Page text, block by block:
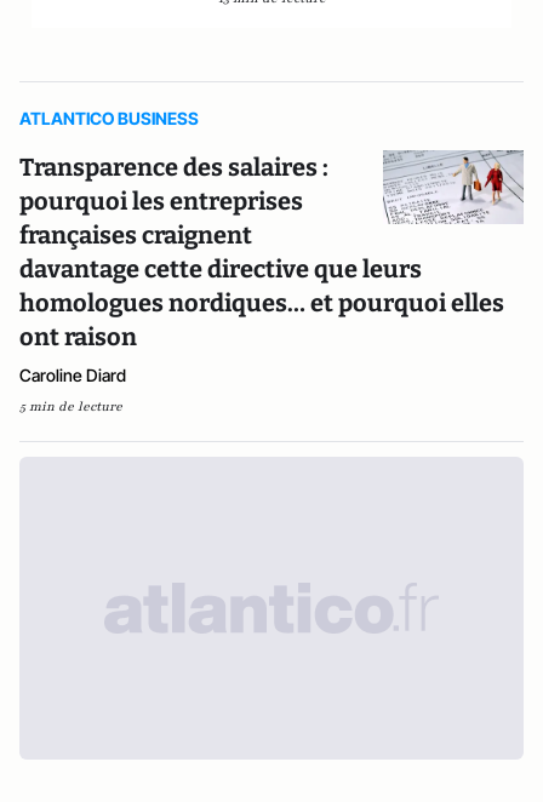
ATLANTICO BUSINESS
Transparence des salaires :
pourquoi les entreprises
françaises craignent
davantage cette directive que leurs
homologues nordiques… et pourquoi elles
ont raison
Caroline Diard
5 min de lecture